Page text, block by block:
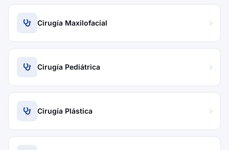
Cirugía Maxilofacial
Cirugía Pediátrica
Cirugía Plástica